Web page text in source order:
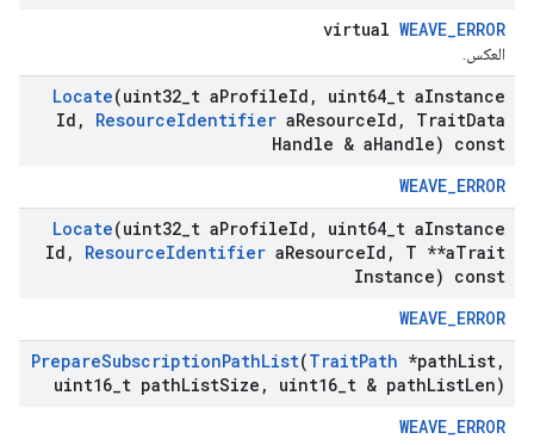
virtual WEAVE_ERROR
العكس.
Locate(uint32 t aProfileId , uint64 t aInstance
Id , ResourceIdentifier aResourceId , TraitData
Handle & aHandle) const
WEAVE_ERROR
Locate(uint32 t aProfileId , uint64 t aInstance
Id , ResourceIdentifier aResourceId , T **aTrait
Instance) const
WEAVE_ERROR
PrepareSubscriptionPathList(TraitPath *pathList,
uint16 t pathListSize , uint16 t & pathListLen)
WEAVE_ERROR